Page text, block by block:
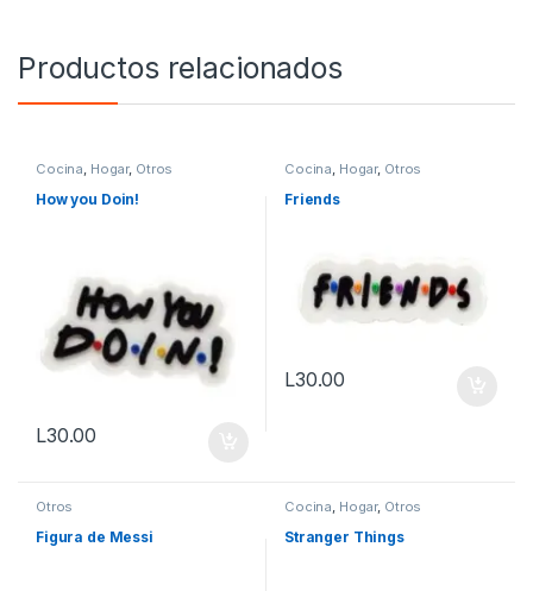
Productos relacionados
Cocina, Hogar, Otros
How you Doin!
L30.00
Cocina, Hogar, Otros
Friends
L30.00
Otros
Figura de Messi
Cocina, Hogar, Otros
Stranger Things